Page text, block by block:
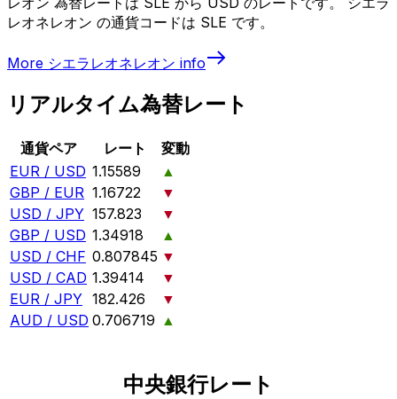
レオネレオン の通貨コードは SLE です。
More シエラレオネレオン info
リアルタイム為替レート
通貨ペア レート
変動
EUR / USD 1.15589
▲
GBP / EUR 1.16722
▼
USD / JPY 157.823
▼
GBP / USD 1.34918
▲
USD / CHF 0.807845 ▼
USD / CAD 1.39414
▼
EUR / JPY 182.426
▼
AUD / USD 0.706719 ▲
中央銀行レート